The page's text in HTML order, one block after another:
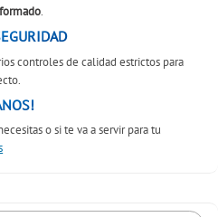
.
controles de calidad estrictos para
o si te va a servir para tu